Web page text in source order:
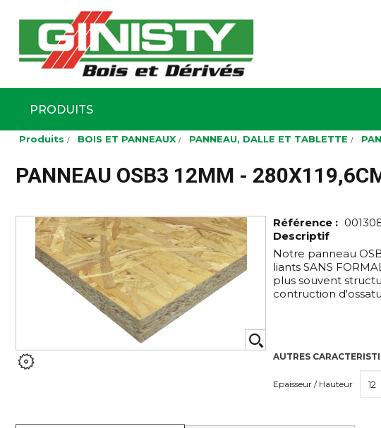
Aller
principal
PRODUITS
Produits BOIS ET PANNEAUX PANNEAU, DALLE ET TABLETTE
PANNEAU OSB3 12MM -
Référence :
Descriptif
Notre panneau
liants SANS
plus souvent
contruction
AUTRES
Epaisseur / Hauteur